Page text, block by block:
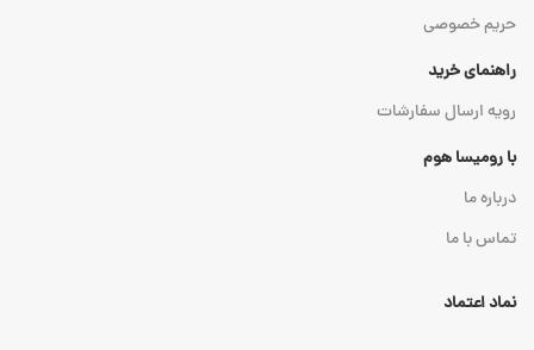
حریم خصوصی
راهنمای خرید
رویه ارسال سفارشات
با رومیسا هوم
درباره ما
تماس با ما
نماد اعتماد